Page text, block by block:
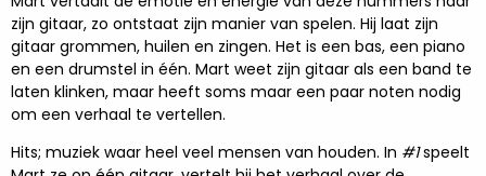
zijn gitaar, zo ontstaat zijn manier van spelen. Hij laat zijn
gitaar grommen, huilen en zingen. Het is een bas, een piano
en een drumstel in één. Mart weet zijn gitaar als een band te
laten klinken, maar heeft soms maar een paar noten nodig
om een verhaal te vertellen.
Hits; muziek waar heel veel mensen van houden. In #1speelt